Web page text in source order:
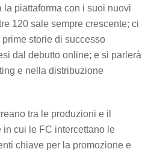
la piattaforma con i suoi nuovi
120 sale sempre crescente; ci
storie di successo
dal debutto online; e si parlerà
e nella distribuzione
tra le produzioni e il
cui le FC intercettano le
chiave per la promozione e